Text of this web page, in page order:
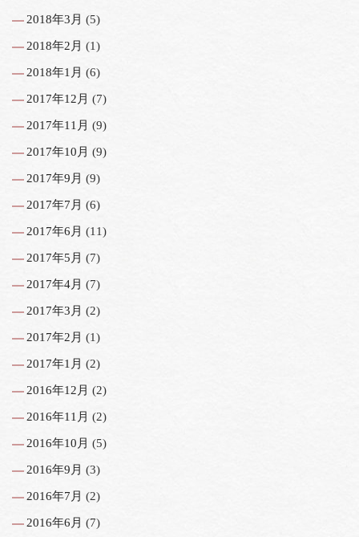
2018年3月 (5)
2018年2月 (1)
2018年1月 (6)
2017年12月 (7)
2017年11月 (9)
2017年10月 (9)
2017年9月 (9)
2017年7月 (6)
2017年6月 (11)
2017年5月 (7)
2017年4月 (7)
2017年3月 (2)
2017年2月 (1)
2017年1月 (2)
2016年12月 (2)
2016年11月 (2)
2016年10月 (5)
2016年9月 (3)
2016年7月 (2)
2016年6月 (7)